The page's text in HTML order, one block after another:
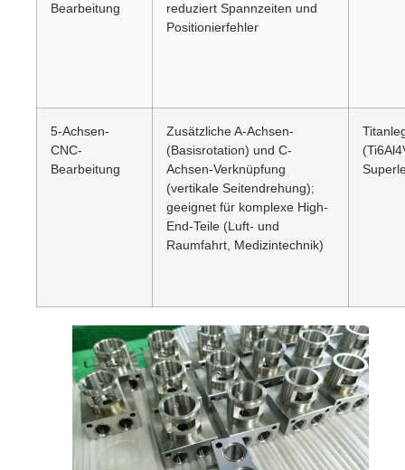
Bearbeitung
reduziert Spannzeiten und
Positionierfehler
5-Achsen-
CNC-
Bearbeitung
Zusätzliche A-Achsen-
(Basisrotation) und C-
Achsen-Verknüpfung
(vertikale Seitendrehung);
geeignet für komplexe High-
End-Teile (Luft- und
Raumfahrt, Medizintechnik)